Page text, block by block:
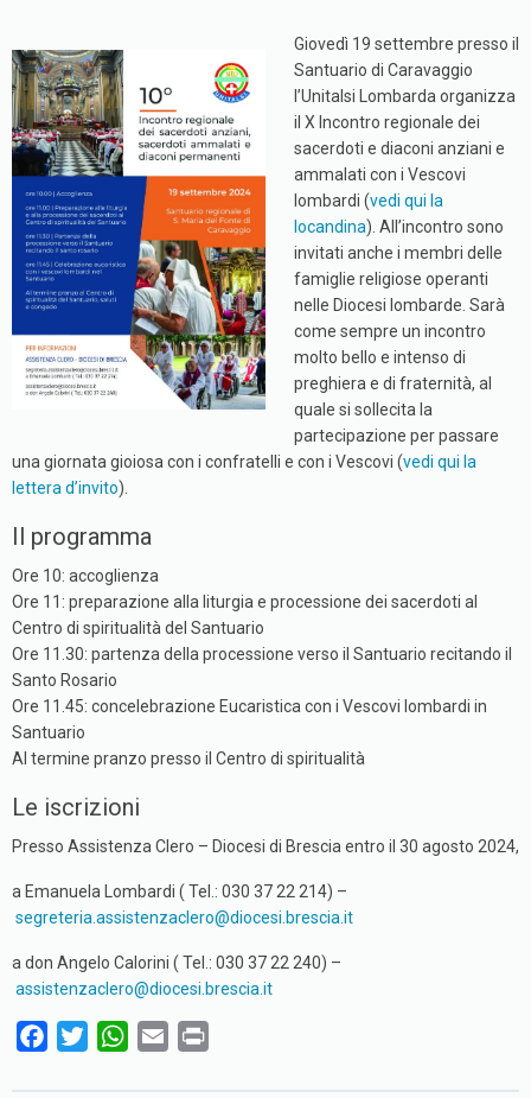
Giovedì 19 settembre presso il
Santuario di Caravaggio
l’Unitalsi Lombarda organizza
il X Incontro regionale dei
sacerdoti e diaconi anziani e
ammalati con i Vescovi
lombardi (vedi qui la
locandina). All’incontro sono
invitati anche i membri delle
famiglie religiose operanti
nelle Diocesi lombarde. Sarà
come sempre un incontro
molto bello e intenso di
preghiera e di fraternità, al
quale si sollecita la
partecipazione per passare
una giornata gioiosa con i confratelli e con i Vescovi (vedi qui la
lettera d’invito).
Il programma
Ore 10: accoglienza
Ore 11: preparazione alla liturgia e processione dei sacerdoti al
Centro di spiritualità del Santuario
Ore 11.30: partenza della processione verso il Santuario recitando il
Santo Rosario
Ore 11.45: concelebrazione Eucaristica con i Vescovi lombardi in
Santuario
Al termine pranzo presso il Centro di spiritualità
Le iscrizioni
Presso Assistenza Clero – Diocesi di Brescia entro il 30 agosto 2024,
a Emanuela Lombardi ( Tel.: 030 37 22 214) –
segreteria.assistenzaclero@diocesi.brescia.it
a don Angelo Calorini ( Tel.: 030 37 22 240) –
assistenzaclero@diocesi.brescia.it
W